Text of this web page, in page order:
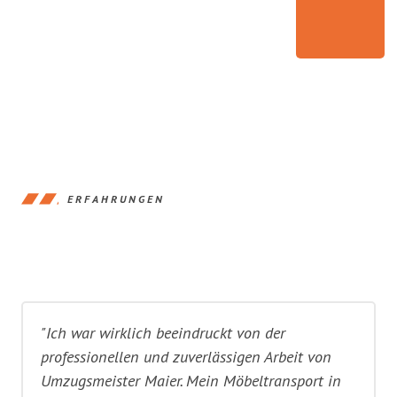
ERFAHRUNGEN
"Ich war wirklich beeindruckt von der
professionellen und zuverlässigen Arbeit von
Umzugsmeister Maier. Mein Möbeltransport in